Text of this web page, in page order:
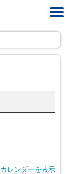
カレンダーを表示